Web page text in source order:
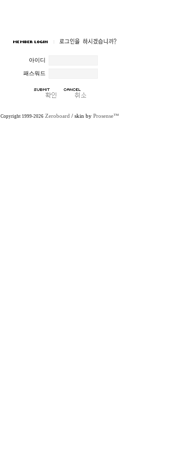
아이디
패스워드
Copyright 1999-2026 Zeroboard / skin by Prosense™